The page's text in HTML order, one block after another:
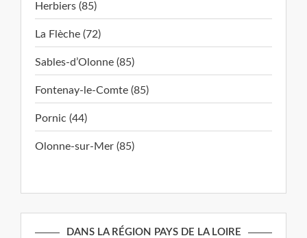
Herbiers (85)
La Flèche (72)
Sables-d’Olonne (85)
Fontenay-le-Comte (85)
Pornic (44)
Olonne-sur-Mer (85)
DANS LA RÉGION PAYS DE LA LOIRE